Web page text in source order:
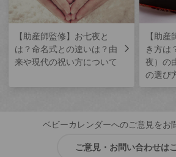
【助産師監修】お七夜と
は？命名式との違いは？由
来や現代の祝い方について
【助
き方は
夜）の
の選び
ベビーカレンダーへのご意見をお
ご意見・お問い合わせは